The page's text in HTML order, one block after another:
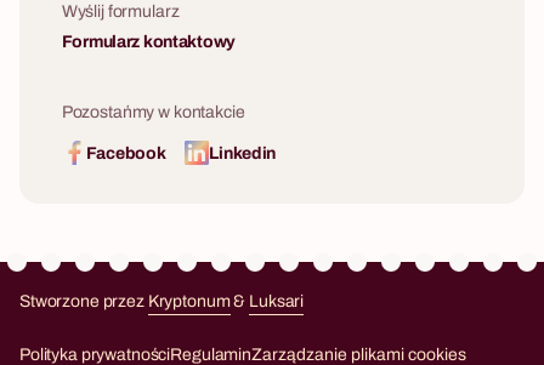
Wyślij formularz
Formularz kontaktowy
Pozostańmy w kontakcie
Facebook Linkedin
Stworzone przez Kryptonum& Luksari
Polityka prywatnościRegulaminZarządzanie plikami cookies